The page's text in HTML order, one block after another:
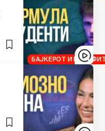
БАЈКЕРОТ И